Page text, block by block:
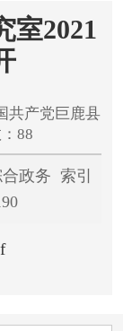
室2021
共产党巨鹿县
88
政务 索引